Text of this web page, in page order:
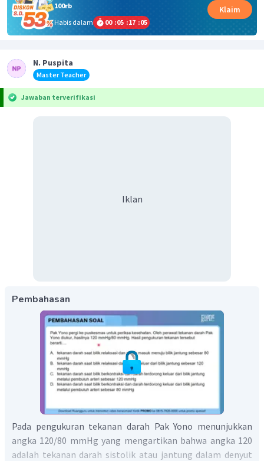
100rb
Habis dalam
00 :05 :17 :05
Klaim
N. Puspita
Master Teacher
Jawaban terverifikasi
Iklan
Pembahasan
Pada pengukuran tekanan darah Pak Yono menunjukkan
angka 120/80 mmHg yang mengartikan bahwa angka 120
adalah tekanan darah sistolik atau jantung dalam denyut